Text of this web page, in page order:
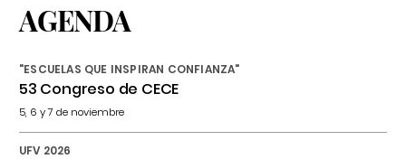
AGENDA
"ESCUELAS QUE INSPIRAN CONFIANZA"
53 Congreso de CECE
5, 6 y 7 de noviembre
UFV 2026